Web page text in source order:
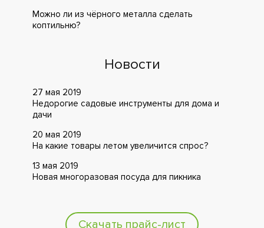
Можно ли из чёрного металла сделать
коптильню?
Новости
27 мая 2019
Недорогие садовые инструменты для дома и
дачи
20 мая 2019
На какие товары летом увеличится спрос?
13 мая 2019
Новая многоразовая посуда для пикника
Скачать прайс-лист